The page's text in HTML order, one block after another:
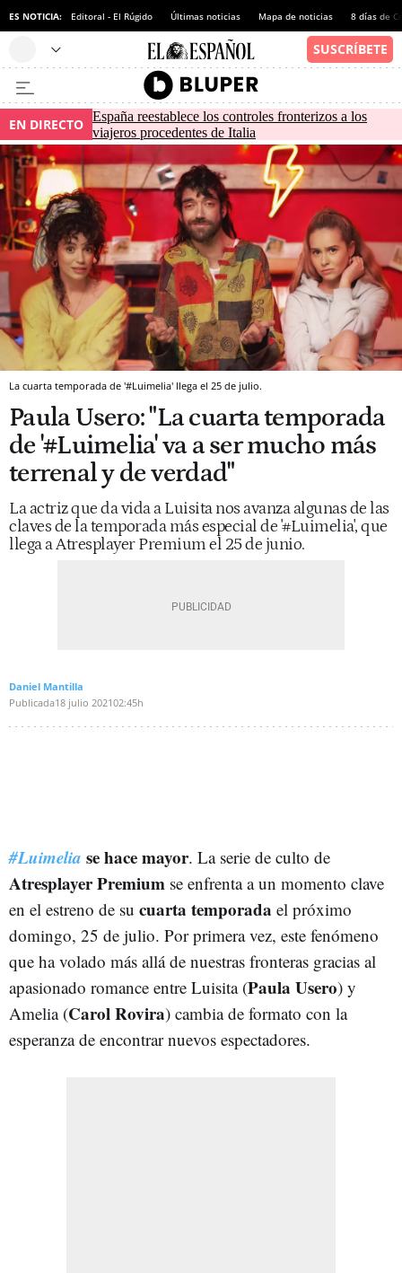
ES NOTICIA: Editoral - El Rúgido Últimas noticias Mapa de noticias 8 días de
EN DIRECTO España reestablece los controles fronterizos a los
viajeros procedentes de Italia
La cuarta temporada de '#Luimelia' llega el 25 de julio.
Paula Usero: "La cuarta temporada
de '#Luimelia' va a ser mucho más
terrenal y de verdad"
La actriz que da vida a Luisita nos avanza algunas de las
claves de la temporada más especial de '#Luimelia', que
llega a Atresplayer Premium el 25 de junio.
Daniel Mantilla
Publicada18 julio 202102:45h
#Luimelia se hace mayor. La serie de culto de
Atresplayer Premium se enfrenta a un momento clave
en el estreno de su cuarta temporada el próximo
domingo, 25 de julio. Por primera vez, este fenómeno
que ha volado más allá de nuestras fronteras gracias al
apasionado romance entre Luisita (Paula Usero) y
Amelia (Carol Rovira) cambia de formato con la
esperanza de encontrar nuevos espectadores.